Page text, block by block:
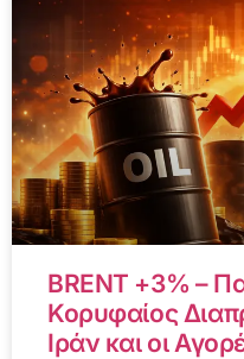
BRENT +3% –
Κορυφαίος
Ιράν και οι